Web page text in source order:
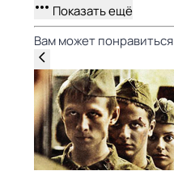
Показать ещё
Вам может понравиться